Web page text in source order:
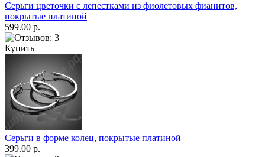
Серьги цветочки с лепестками из фиолетовых фианитов,
покрытые платиной
599.00 р.
Купить
Серьги в форме колец, покрытые платиной
399.00 р.